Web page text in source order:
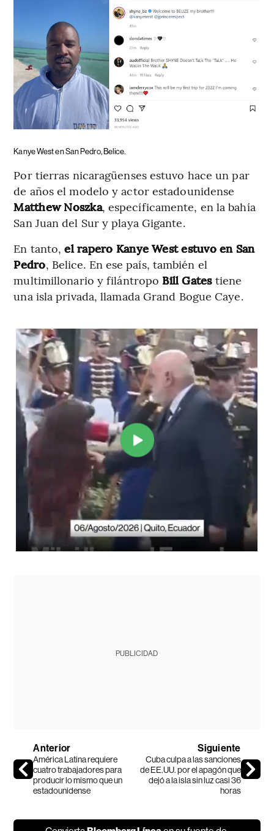
Kanye West en San Pedro, Belice.
Por tierras nicaragüenses estuvo hace un par
de años el modelo y actor estadounidense
Matthew Noszka, específicamente, en la bahía
San Juan del Sur y playa Gigante.
En tanto,el rapero Kanye West estuvo en San
Pedro, Belice. En ese país, también el
multimillonario y filántropo Bill Gatestiene
una isla privada, llamada Grand Bogue Caye.
PUBLICIDAD
Anterior
América Latina requiere
cuatro trabajadores para
producir lo mismo que un
estadounidense
Siguiente
Cuba culpa a las sanciones
de EE.UU. por el apagón que
dejó a la isla sin luz casi 36
horas